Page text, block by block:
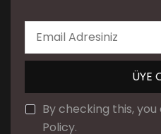
By checking this,
Policy.